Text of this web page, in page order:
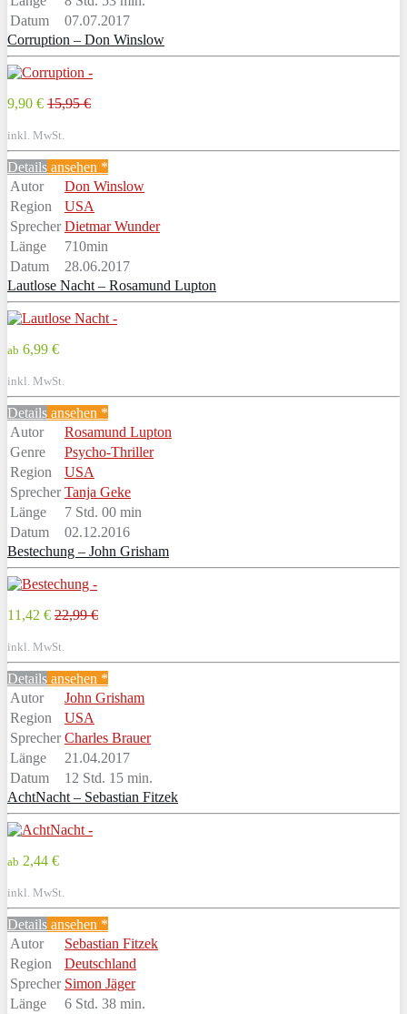
Datum
07.07.2017
Corruption – Don Winslow
9,90 € 15,95 €
inkl. MwSt.
Details ansehen *
Autor
Don Winslow
Region
USA
Sprecher Dietmar Wunder
Länge
710min
Datum
28.06.2017
Lautlose Nacht – Rosamund Lupton
ab 6,99 €
inkl. MwSt.
Details ansehen *
Autor
Rosamund Lupton
Genre
Psycho-Thriller
Region
USA
Sprecher Tanja Geke
Länge
7 Std. 00 min
Datum
02.12.2016
Bestechung – John Grisham
11,42 € 22,99 €
inkl. MwSt.
Details ansehen *
Autor
John Grisham
Region
USA
Sprecher Charles Brauer
Länge
21.04.2017
Datum
12 Std. 15 min.
AchtNacht – Sebastian Fitzek
ab 2,44 €
inkl. MwSt.
Details ansehen *
Autor
Sebastian Fitzek
Region
Deutschland
Sprecher Simon Jäger
Länge
6 Std. 38 min.